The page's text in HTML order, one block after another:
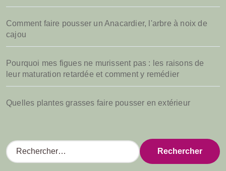
Comment faire pousser un Anacardier, l'arbre à noix de
cajou
Pourquoi mes figues ne murissent pas : les raisons de
leur maturation retardée et comment y remédier
Quelles plantes grasses faire pousser en extérieur
R
e